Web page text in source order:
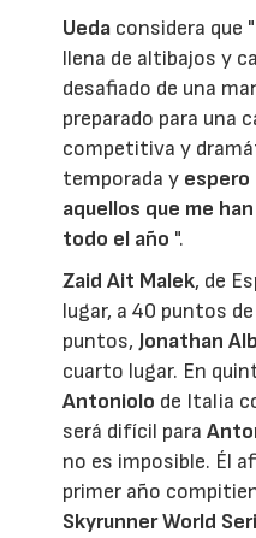
Ueda considera que
llena de altibajos y
desafiado de una
preparado para una
competitiva y
temporada y
aquellos que me
todo el año ".
Zaid Ait Malek, de
lugar, a 40 puntos
puntos, Jonathan
cuarto lugar. En
Antoniolo de Italia
será difícil para
no es imposible. Él
primer año
Skyrunner World